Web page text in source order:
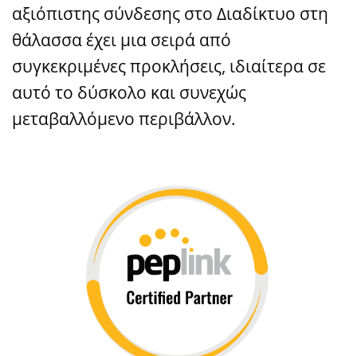
αξιόπιστης σύνδεσης στο Διαδίκτυο στη
θάλασσα έχει μια σειρά από
συγκεκριμένες προκλήσεις, ιδιαίτερα σε
αυτό το δύσκολο και συνεχώς
μεταβαλλόμενο περιβάλλον.